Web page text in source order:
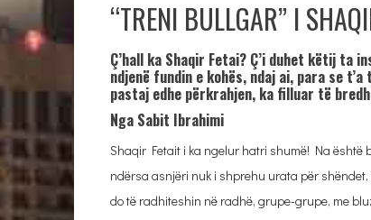
“TRENI BULLGAR” I
Ç’hall ka Shaqir Fetai? Ç’i duhet këtij ta
ndjenë fundin e kohës, ndaj ai, para se
pastaj edhe përkrahjen, ka filluar të
Nga Sabit Ibrahimi
Shaqir Fetait i ka ngelur hatri shumë! Na është
ndërsa asnjëri nuk i shprehu urata për
do të radhiteshin në radhë, grupe-grupe, me